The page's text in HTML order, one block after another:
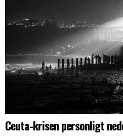
Ceuta-krisen personligt